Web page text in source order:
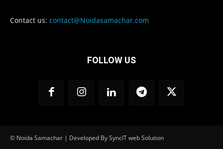
Contact us: contact@Noidasamachar.com
FOLLOW US
© Noida Samachar | Developed By SyncIT web Solution